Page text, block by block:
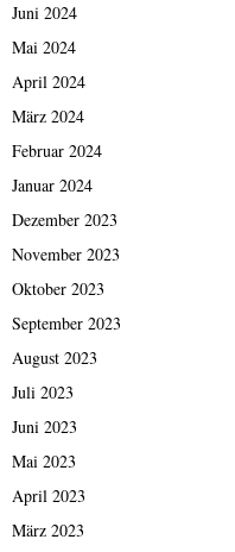
Juni 2024
Mai 2024
April 2024
März 2024
Februar 2024
Januar 2024
Dezember 2023
November 2023
Oktober 2023
September 2023
August 2023
Juli 2023
Juni 2023
Mai 2023
April 2023
März 2023